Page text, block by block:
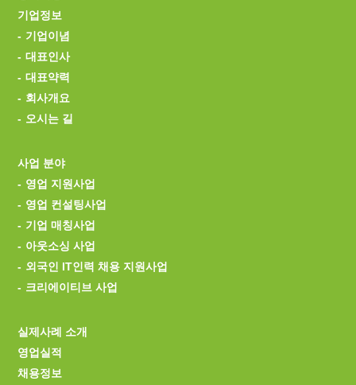
기업정보
기업이념
대표인사
대표약력
회사개요
오시는 길
사업 분야
영업 지원사업
영업 컨설팅사업
기업 매칭사업
아웃소싱 사업
외국인 IT인력 채용 지원사업
크리에이티브 사업
실제사례 소개
영업실적
채용정보